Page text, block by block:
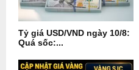
Tỷ giá USD/VND ngày 10/8:
Quá sốc:...